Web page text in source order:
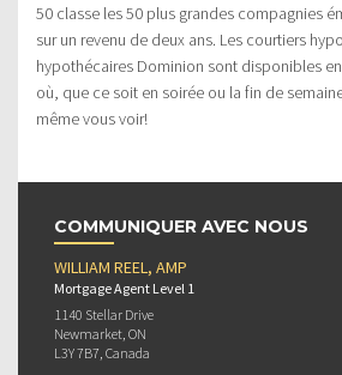
50 classe les 50 plus grandes compagnies
sur un revenu de deux ans. Les courtiers
hypothécaires Dominion sont disponibles
où, que ce soit en soirée ou la fin de
même vous voir!
COMMUNIQUER AVEC NOUS
WILLIAM REEL, AMP
Mortgage Agent Level 1
1140 Stellar Drive
Newmarket, ON
L3Y 7B7, Canada